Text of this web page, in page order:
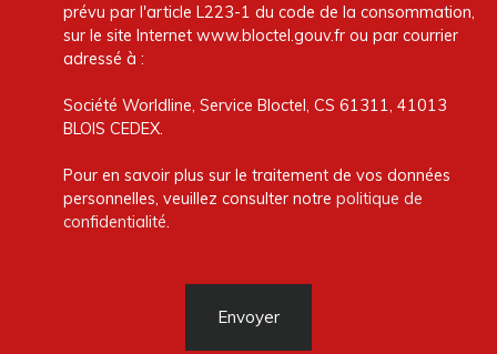
prévu par l'article L223-1 du code de la consommation,
sur le site Internet www.bloctel.gouv.fr ou par courrier
adressé à :
Société Worldline, Service Bloctel, CS 61311, 41013
BLOIS CEDEX.
Pour en savoir plus sur le traitement de vos données
personnelles, veuillez consulter notre politique de
confidentialité.
Envoyer